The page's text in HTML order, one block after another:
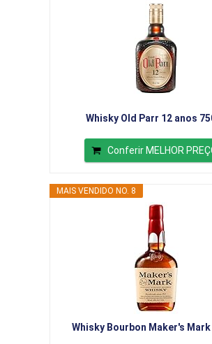
Whisky Old Parr 12 anos
Conferir MELHOR
MAIS VENDIDO NO. 8
Whisky Bourbon Maker's Mark